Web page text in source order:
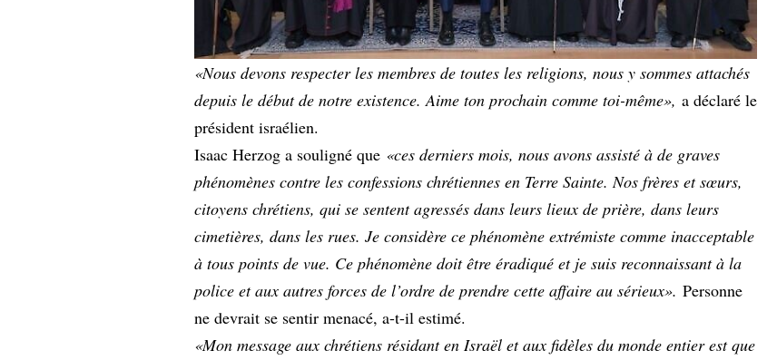
«Nous devons respecter les membres de toutes les religions, nous y sommes attachés
depuis le début de notre existence. Aime ton prochain comme toi-même», a déclaré le
président israélien.
Isaac Herzog a souligné que «ces derniers mois, nous avons assisté à de graves
phénomènes contre les confessions chrétiennes en Terre Sainte. Nos frères et sœurs,
citoyens chrétiens, qui se sentent agressés dans leurs lieux de prière, dans leurs
cimetières, dans les rues. Je considère ce phénomène extrémiste comme inacceptable
à tous points de vue. Ce phénomène doit être éradiqué et je suis reconnaissant à la
police et aux autres forces de l’ordre de prendre cette affaire au sérieux».Personne
ne devrait se sentir menacé, a-t-il estimé.
«Mon message aux chrétiens résidant en Israël et aux fidèles du monde entier est que